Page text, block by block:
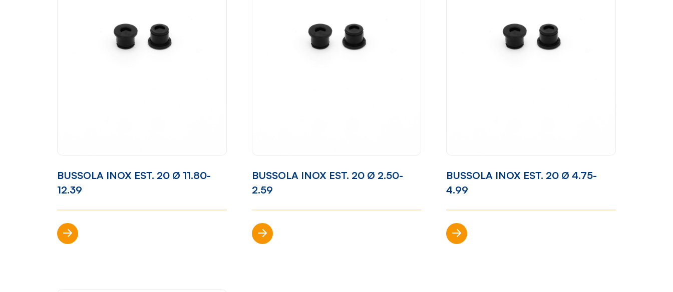
Manifesto
Report
Parco
Automotive
Casalinghi
Casi di
BUSSOLA INOX EST. 20 Ø 11.80-
12.39
Scopri di più
BUSSOLA INOX EST. 20 Ø 2.50-
2.59
Scopri di più
BUSSOLA INOX EST. 20 Ø 4.75-
4.99
Scopri di più